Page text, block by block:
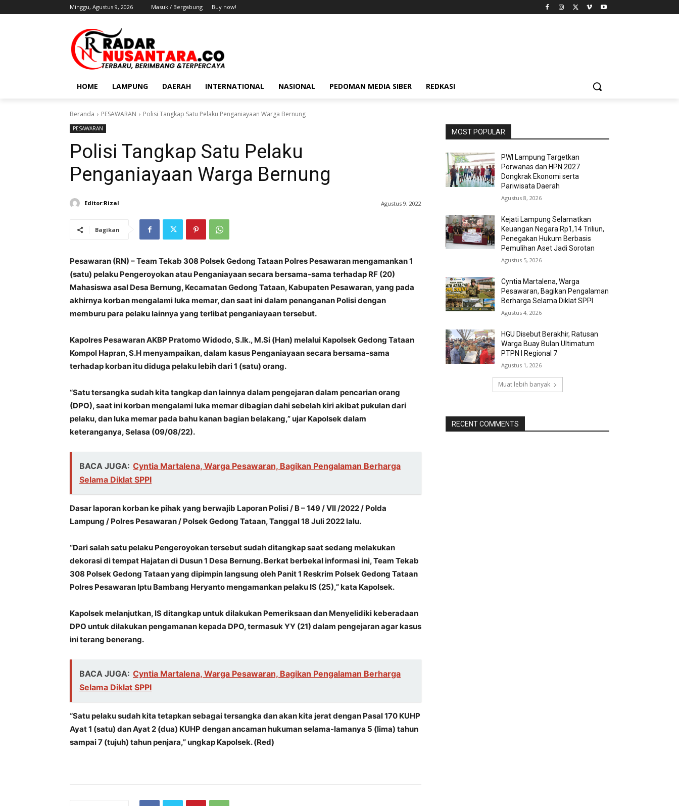
Minggu, Agustus 9, 2026 Masuk / Bergabung Buy now!
HOME LAMPUNG DAERAH INTERNATIONAL NASIONAL PEDOMAN MEDIA SIBER REDKASI
Beranda PESAWARAN Polisi Tangkap Satu Pelaku Penganiayaan Warga Bernung
PESAWARAN
Polisi Tangkap Satu Pelaku
Penganiayaan Warga Bernung
Editor:Rizal Agustus 9, 2022
Bagikan
Pesawaran (RN) – Team Tekab 308 Polsek Gedong Tataan Polres Pesawaran mengamankan 1
(satu) pelaku Pengeroyokan atau Penganiayaan secara bersama-sama terhadap RF (20)
Mahasiswa asal Desa Bernung, Kecamatan Gedong Tataan, Kabupaten Pesawaran, yang pada
akhirnya korban mengalami luka memar, dan saat ini dalam penanganan Polisi dengan
memburu para pelaku lainnya yang terlibat penganiayaan tersebut.
Kapolres Pesawaran AKBP Pratomo Widodo, S.Ik., M.Si (Han) melalui Kapolsek Gedong Tataan
Kompol Hapran, S.H menyampaikan, dalam kasus Penganiayaan secara bersama-sama
terhadap korban itu diduga pelaku lebih dari 1 (satu) orang.
“Satu tersangka sudah kita tangkap dan lainnya dalam pengejaran dalam pencarian orang
(DPO), saat ini korban mengalami luka memar dibagian dahi sebelah kiri akibat pukulan dari
pelaku, dan luka memar pada bahu kanan bagian belakang,” ujar Kapolsek dalam
keteranganya, Selasa (09/08/22).
BACA JUGA: Cyntia Martalena, Warga Pesawaran, Bagikan Pengalaman Berharga
Selama Diklat SPPI
Dasar laporan korban ke pihak yang berwajib Laporan Polisi / B – 149 / VII /2022 / Polda
Lampung / Polres Pesawaran / Polsek Gedong Tataan, Tanggal 18 Juli 2022 lalu.
“Dari salah satu pelaku Pengeroyokan tersebut sudah ditangkap saat sedang melakukan
dekorasi di tempat Hajatan di Dusun 1 Desa Bernung. Berkat berbekal informasi ini, Team Tekab
308 Polsek Gedong Tataan yang dipimpin langsung oleh Panit 1 Reskrim Polsek Gedong Tataan
Polres Pesawaran Iptu Bambang Heryanto mengamankan pelaku IS (25),” kata Kapolsek.
Kapolsek melanjutkan, IS ditangkap untuk dilakukan Pemeriksaan dan Menyelidiki keberadaan
DPO untuk dilakukan pengamanan kepada DPO, termasuk YY (21) dalam pengejaran agar kasus
ini terang benerang.
BACA JUGA: Cyntia Martalena, Warga Pesawaran, Bagikan Pengalaman Berharga
Selama Diklat SPPI
“Satu pelaku sudah kita tetapkan sebagai tersangka dan akan kita jerat dengan Pasal 170 KUHP
Ayat 1 (satu) dan Ayat 2 (dua) KUHP dengan ancaman hukuman selama-lamanya 5 (lima) tahun
sampai 7 (tujuh) tahun penjara,” ungkap Kapolsek. (Red)
MOST POPULAR
PWI Lampung Targetkan
Porwanas dan HPN 2027
Dongkrak Ekonomi serta
Pariwisata Daerah
Agustus 8, 2026
Kejati Lampung Selamatkan
Keuangan Negara Rp1,14 Triliun,
Penegakan Hukum Berbasis
Pemulihan Aset Jadi Sorotan
Agustus 5, 2026
Cyntia Martalena, Warga
Pesawaran, Bagikan Pengalaman
Berharga Selama Diklat SPPI
Agustus 4, 2026
HGU Disebut Berakhir, Ratusan
Warga Buay Bulan Ultimatum
PTPN I Regional 7
Agustus 1, 2026
Muat lebih banyak
RECENT COMMENTS